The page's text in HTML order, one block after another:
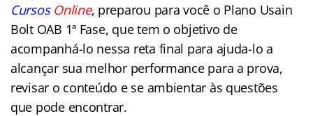
Cursos Online, preparou para você o Plano Usain
Bolt OAB 1ª Fase, que tem o objetivo de
acompanhá-lo nessa reta final para ajuda-lo a
alcançar sua melhor performance para a prova,
revisar o conteúdo e se ambientar às questões
que pode encontrar.